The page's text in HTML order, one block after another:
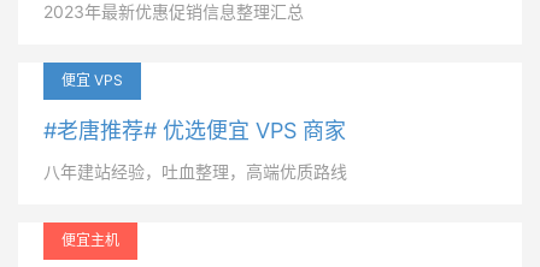
2023年最新优惠促销信息整理汇总
便宜 VPS
#老唐推荐# 优选便宜 VPS 商家
八年建站经验，吐血整理，高端优质路线
便宜主机